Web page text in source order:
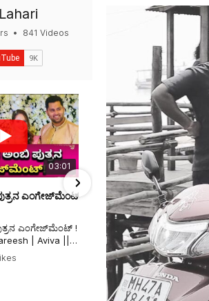
•
841 Videos
03:01
ಎಂಗೇಜ್‌ಮೆಂಟ್ ! | Abhishek Ambareesh |
ಎಂಗೇಜ್‌ಮೆಂಟ್ !
| Aviva ||
ಮಗನಿಗಾಗಿಯೇ ಸಿನಿಮಾ
12/6/2022
ಮಗನಿಗಾಗಿಯೇ ಸಿನಿಮಾ
ಮಹಾತಾಯಿ! |
#karnataka
#sandalwood
74 Views • 2 Likes • 2